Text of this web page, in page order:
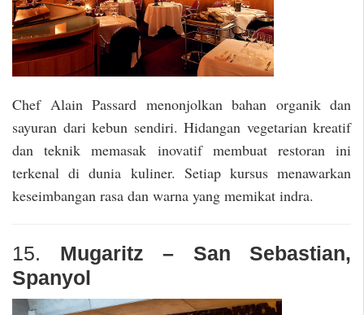
Chef Alain Passard menonjolkan bahan organik dan
sayuran dari kebun sendiri. Hidangan vegetarian kreatif
dan teknik memasak inovatif membuat restoran ini
terkenal di dunia kuliner. Setiap kursus menawarkan
keseimbangan rasa dan warna yang memikat indra.
15. Mugaritz – San Sebastian,
Spanyol